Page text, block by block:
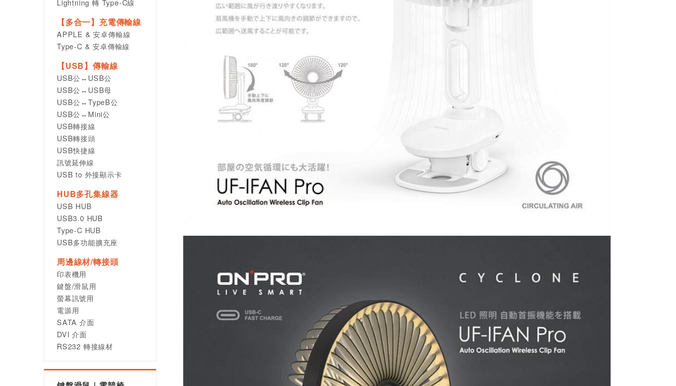
Lightning 轉 Type-C線
【多合一】充電傳輸線
APPLE & 安卓傳輸線
Type-C & 安卓傳輸線
【USB】傳輸線
USB公↔USB公
USB公↔USB母
USB公↔TypeB公
USB公↔Mini公
USB轉接線
USB轉接頭
USB快捷線
訊號延伸線
USB to 外接顯示卡
HUB多孔集線器
USB HUB
USB3.0 HUB
Type-C HUB
USB多功能擴充座
周邊線材/轉接頭
印表機用
鍵盤/滑鼠用
螢幕訊號用
電源用
SATA 介面
DVI 介面
RS232 轉接線材